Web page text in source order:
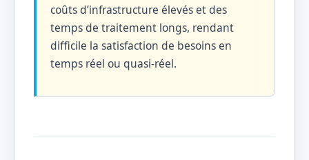
coûts d’infrastructure élevés et des
temps de traitement longs, rendant
difficile la satisfaction de besoins en
temps réel ou quasi-réel.